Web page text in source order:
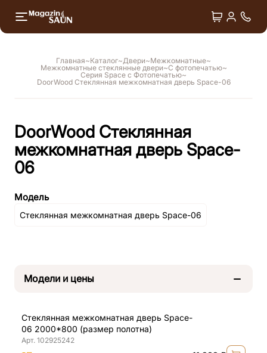
Двери
Лёдогенераторы
Аксессуары
Главная Каталог Двери
Межкомнатные
Межкомнатные стеклянные двери С фотопечатью
Серия Space с Фотопечатью
DoorWood Стеклянная межкомнатная дверь Space-06
DoorWood Стеклянная
межкомнатная дверь Space-
06
Модель
Стеклянная межкомнатная дверь Space-06
Модели и цены
Стеклянная межкомнатная дверь Space-
06 2000*800 (размер полотна)
Арт. 102925242